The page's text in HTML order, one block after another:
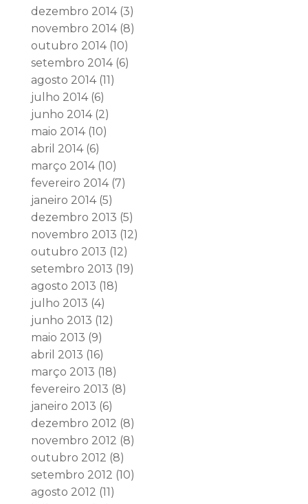
dezembro 2014(3)
novembro 2014(8)
outubro 2014(10)
setembro 2014(6)
agosto 2014(11)
julho 2014(6)
junho 2014(2)
maio 2014(10)
abril 2014(6)
março 2014(10)
fevereiro 2014(7)
janeiro 2014(5)
dezembro 2013 (5)
novembro 2013 (12)
outubro 2013 (12)
setembro 2013 (19)
agosto 2013 (18)
julho 2013 (4)
junho 2013 (12)
maio 2013 (9)
abril 2013 (16)
março 2013 (18)
fevereiro 2013 (8)
janeiro 2013 (6)
dezembro 2012 (8)
novembro 2012 (8)
outubro 2012 (8)
setembro 2012 (10)
agosto 2012 (11)